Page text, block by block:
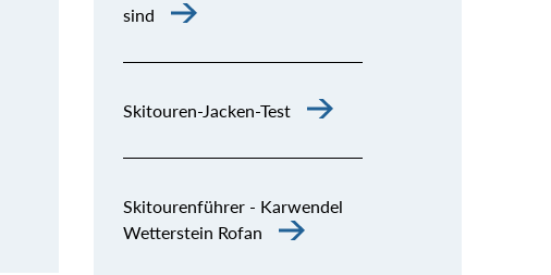
sind
Skitouren-Jacken-Test
Skitourenführer - Karwendel
Wetterstein Rofan